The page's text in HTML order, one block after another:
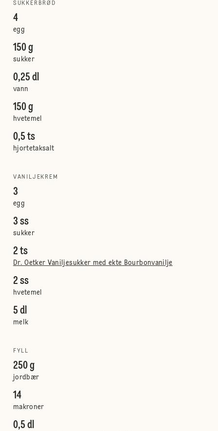
SUKKERBRØD
4
egg
150 g
sukker
0,25 dl
vann
150 g
hvetemel
0,5 ts
hjortetaksalt
VANILJEKREM
3
egg
3 ss
sukker
2 ts
Dr. Oetker Vaniljesukker med ekte Bourbonvanilje
2 ss
hvetemel
5 dl
melk
FYLL
250 g
jordbær
14
makroner
0,5 dl